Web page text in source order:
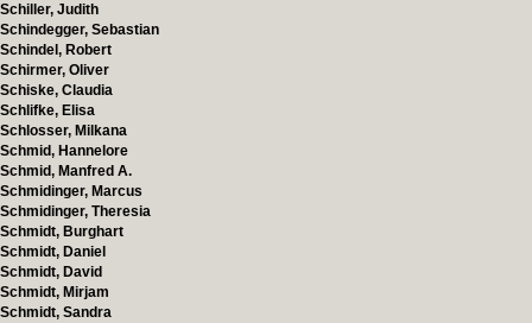
Schiller, Judith
Schindegger, Sebastian
Schindel, Robert
Schirmer, Oliver
Schiske, Claudia
Schlifke, Elisa
Schlosser, Milkana
Schmid, Hannelore
Schmid, Manfred A.
Schmidinger, Marcus
Schmidinger, Theresia
Schmidt, Burghart
Schmidt, Daniel
Schmidt, David
Schmidt, Mirjam
Schmidt, Sandra